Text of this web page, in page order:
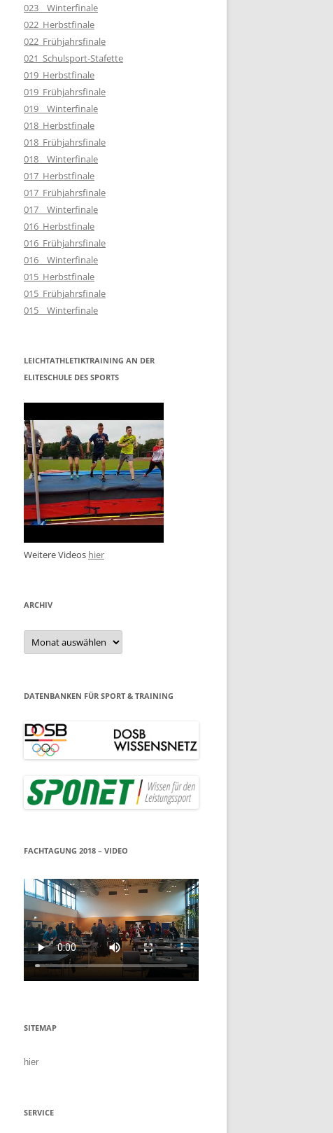
023__Winterfinale
022_Herbstfinale
022_Frühjahrsfinale
021_Schulsport-Stafette
019_Herbstfinale
019_Frühjahrsfinale
019__Winterfinale
018_Herbstfinale
018_Frühjahrsfinale
018__Winterfinale
017_Herbstfinale
017_Frühjahrsfinale
017__Winterfinale
016_Herbstfinale
016_Frühjahrsfinale
016__Winterfinale
015_Herbstfinale
015_Frühjahrsfinale
015__Winterfinale
LEICHTATHLETIKTRAINING AN DER
ELITESCHULE DES SPORTS
Weitere Videos hier
ARCHIV
Archiv
DATENBANKEN FÜR SPORT & TRAINING
FACHTAGUNG 2018 – VIDEO
SITEMAP
hier
SERVICE